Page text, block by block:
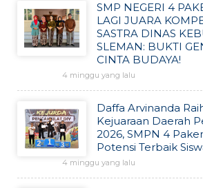
SMP NEGERI 4
LAGI JUARA
SASTRA DINAS
SLEMAN: BUKTI
CINTA BUDAYA!
4 minggu yang lalu
Daffa Arvinanda
Kejuaraan Daerah
2026, SMPN 4
Potensi Terbaik
4 minggu yang lalu